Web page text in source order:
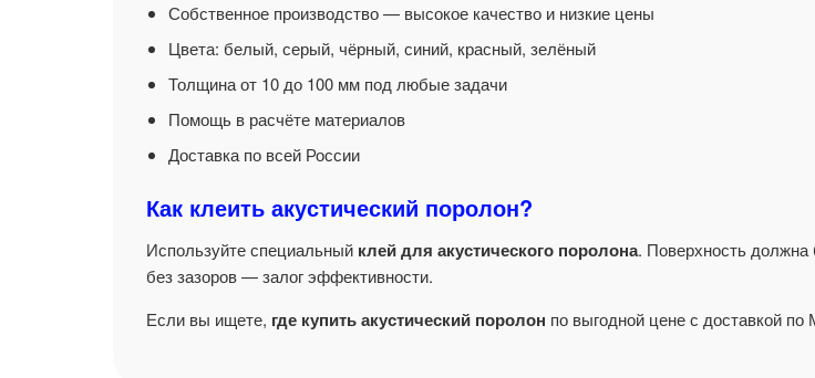
Собственное производство — высокое качество и низкие цены
Цвета: белый, серый, чёрный, синий, красный, зелёный
Толщина от 10 до 100 мм под любые задачи
Помощь в расчёте материалов
Доставка по всей России
Как клеить акустический поролон?
Используйте специальный клей для акустического поролона. Поверхность должна
без зазоров — залог эффективности.
Если вы ищете, где купить акустический поролон по выгодной цене с доставкой